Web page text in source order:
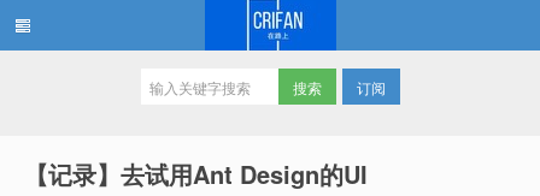
订阅
【记录】去试用Ant Design的UI